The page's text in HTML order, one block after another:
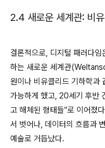
2.4 새로운 세계관: 비
결론적으로, 디지털 패러다
하는 새로운 세계관
원이나 비유클리드 기하학과
가능하게 했고, 20세기 후반
고 해체된 형태들"로 이어졌
서 벗어나, 데이터의 흐름과
예술로 거듭났다.